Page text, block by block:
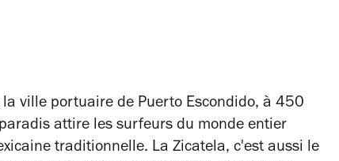
ville portuaire de Puerto Escondido, à 450
attire les surfeurs du monde entier
traditionnelle. La Zicatela, c'est aussi le